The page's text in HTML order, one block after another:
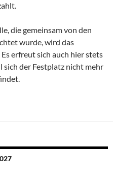
die gemeinsam von den
wurde, wird das
erfreut sich auch hier stets
der Festplatz nicht mehr